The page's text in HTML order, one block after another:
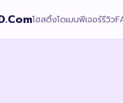
โฮสติ้งโดเมนฟีเจอร์รีวิว